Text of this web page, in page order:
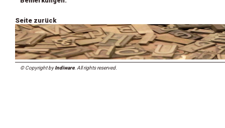
Seite zurück
© Copyright byIndiware. All rights reserved.